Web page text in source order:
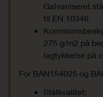
Galvaniseret
til EN 10346
275 g/m2 på
lagtykkelse på
For BAN154025 og
Stålkvalitet: